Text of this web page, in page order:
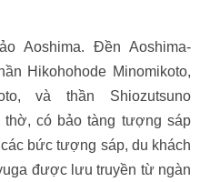
Aoshima. Đền Aoshima-
Hikohohode Minomikoto,
và thần Shiozutsuno
thờ, có bảo tàng tượng sáp
bức tượng sáp, du khách
được lưu truyền từ ngàn